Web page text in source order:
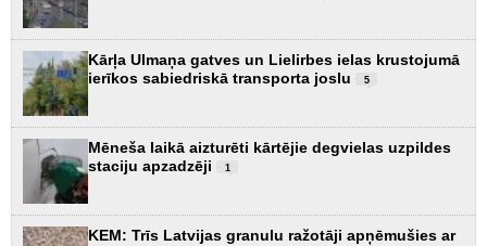
Kārļa Ulmaņa gatves un Lielirbes ielas krustojumā
ierīkos sabiedriskā transporta joslu
5
Mēneša laikā aizturēti kārtējie degvielas uzpildes
staciju apzadzēji
1
KEM: Trīs Latvijas granulu ražotāji apņēmušies ar